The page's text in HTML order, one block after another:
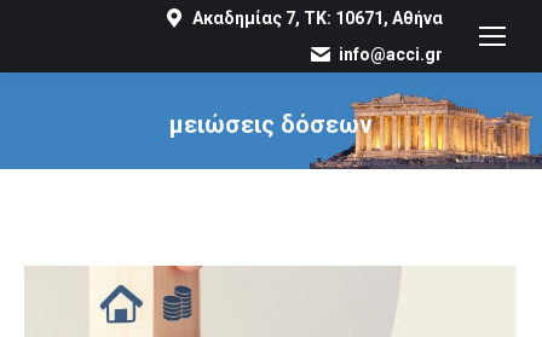
Ακαδημίας 7, ΤΚ: 10671, Αθήνα
info@acci.gr
μειώσεις δόσεων
You are here: